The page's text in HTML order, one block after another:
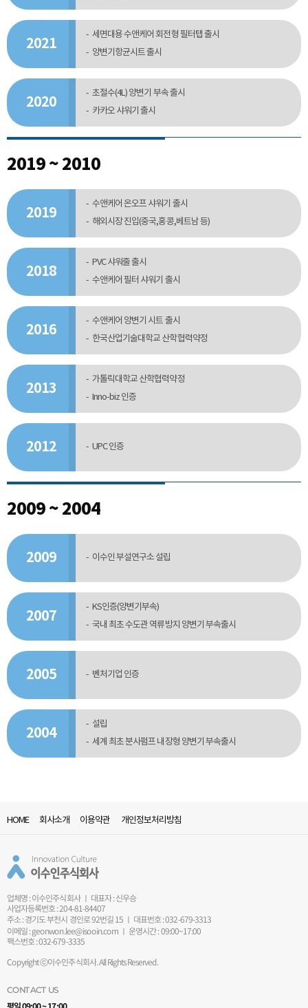
2021
세면대용 수앤케어 회전형 필터탭 출시
양변기항균시트 출시
2020
초절수(4L) 양변기 부속 출시
카카오 샤워기 출시
2019 ~ 2010
2019
수앤케어 온오프 샤워기 출시
해외시장 진입(중국,홍콩,베트남 등)
2018
PVC 샤워줄 출시
수앤케어 필터 샤워기 출시
2016
수앤케어 양변기 시트 출시
한국산업기술대학교 산학협력약정
2013
가톨릭대학교 산학협력약정
Inno-biz 인증
2012 UPC 인증
2009 ~ 2004
2009 이수인 부설연구소 설립
2007
KS인증(양변기부속)
국내 최초 수도관 역류방지 양변기 부속출시
2005 벤처기업 인증
2004
설립
세계 최초 분사펌프 내장형 양변기 부속출시
HOME 회사소개 이용약관 개인정보처리방침
업체명 : 이수인주식회사 ㅣ 대표자 : 신우승
사업자등록번호 : 204-81-84407
주소 : 경기도 부천시 경인로 92번길 15 ㅣ 대표번호 : 032-679-3313
이메일 : geonwon.lee@isooin.com ㅣ 운영시간 : 09:00~17:00
팩스번호 : 032-679-3335
Copyright ⓒ이수인주식회사. All Rights Reserved.
CONTACT US